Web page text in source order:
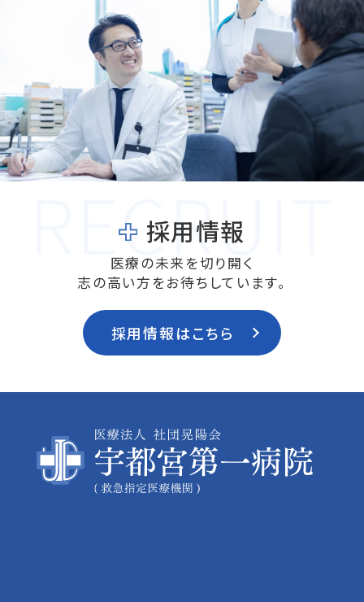
採用情報
医療の未来を切り開く
志の高い方をお待ちしています。
採用情報はこちら